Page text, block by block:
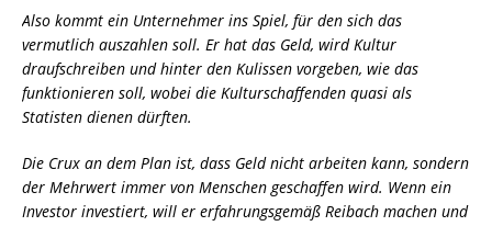
Also kommt ein Unternehmer ins Spiel, für den sich das
vermutlich auszahlen soll. Er hat das Geld, wird Kultur
draufschreiben und hinter den Kulissen vorgeben, wie das
funktionieren soll, wobei die Kulturschaffenden quasi als
Statisten dienen dürften.
Die Crux an dem Plan ist, dass Geld nicht arbeiten kann, sondern
der Mehrwert immer von Menschen geschaffen wird. Wenn ein
Investor investiert, will er erfahrungsgemäß Reibach machen und